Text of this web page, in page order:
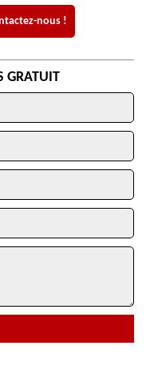
nous !
GRATUIT